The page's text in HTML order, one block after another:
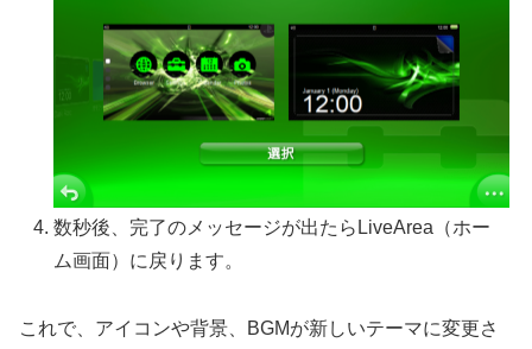
数秒後、完了のメッセージが出たらLiveArea（ホー
ム画面）に戻ります。
これで、アイコンや背景、BGMが新しいテーマに変更さ